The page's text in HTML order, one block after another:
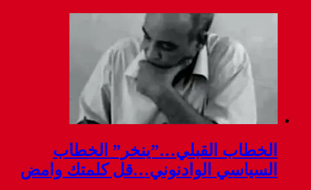
الخطاب القبلي…”ينخر” الخطاب
السياسي الوادنوني…قل كلمتك وامض